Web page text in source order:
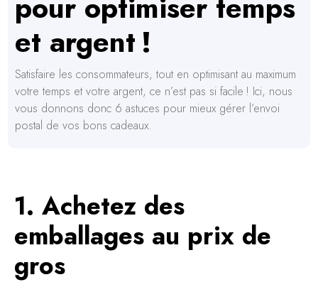
et argent !
Satisfaire les consommateurs, tout en optimisant au maximum
votre temps et votre argent, ce n’est pas si facile ! Ici, nous
vous donnons donc 6 astuces pour mieux gérer l’envoi
postal de vos bons cadeaux.
1. Achetez des
emballages au prix de
gros